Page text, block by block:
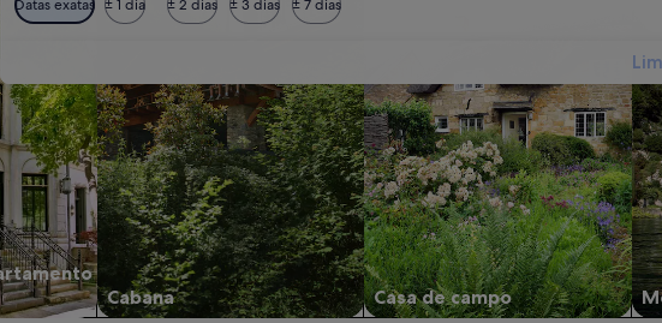
Datas exatas ± 1 dia ± 2 dias ± 3 dias ± 7 dias
Cabana Casa de campo